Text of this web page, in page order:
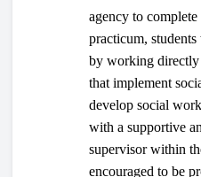
agency to
practicum,
by working directly
that implement
develop social
with a supportive
supervisor within
encouraged to be